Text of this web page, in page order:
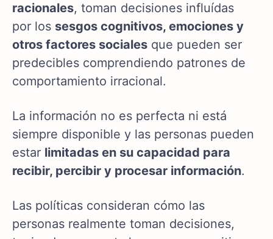
racionales, toman decisiones influídas
por los sesgos cognitivos, emociones y
otros factores sociales que pueden ser
predecibles comprendiendo patrones de
comportamiento irracional.
La información no es perfecta ni está
siempre disponible y las personas pueden
estar limitadas en su capacidad para
recibir, percibir y procesar información.
Las políticas consideran cómo las
personas realmente toman decisiones,